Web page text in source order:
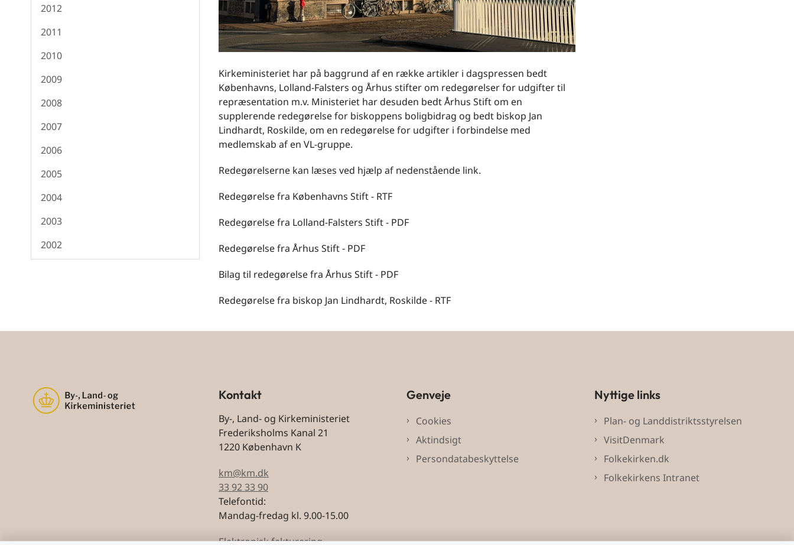
2012
2011
2010
2009
2008
2007
2006
2005
2004
2003
2002
Kirkeministeriet har på baggrund af en række artikler i dagspressen bedt
Københavns, Lolland-Falsters og Århus stifter om redegørelser for udgifter til
repræsentation m.v. Ministeriet har desuden bedt Århus Stift om en
supplerende redegørelse for biskoppens boligbidrag og bedt biskop Jan
Lindhardt, Roskilde, om en redegørelse for udgifter i forbindelse med
medlemskab af en VL-gruppe.
Redegørelserne kan læses ved hjælp af nedenstående link.
Redegørelse fra Københavns Stift - RTF
Redegørelse fra Lolland-Falsters Stift - PDF
Redegørelse fra Århus Stift - PDF
Bilag til redegørelse fra Århus Stift - PDF
Redegørelse fra biskop Jan Lindhardt, Roskilde - RTF
Kontakt
By-, Land- og Kirkeministeriet
Frederiksholms Kanal 21
1220 København K
km@km.dk
33 92 33 90
Telefontid:
Mandag-fredag kl. 9.00-15.00
Elektronisk fakturering
Genveje
Cookies
Aktindsigt
Persondatabeskyttelse
Nyttige links
Plan- og Landdistriktsstyrelsen
VisitDenmark
Folkekirken.dk
Folkekirkens Intranet